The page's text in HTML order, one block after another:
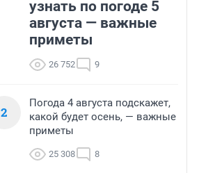
узнать по погоде 5
августа — важные
приметы
26 752 9
2
Погода 4 августа подскажет,
какой будет осень, — важные
приметы
25 308 8